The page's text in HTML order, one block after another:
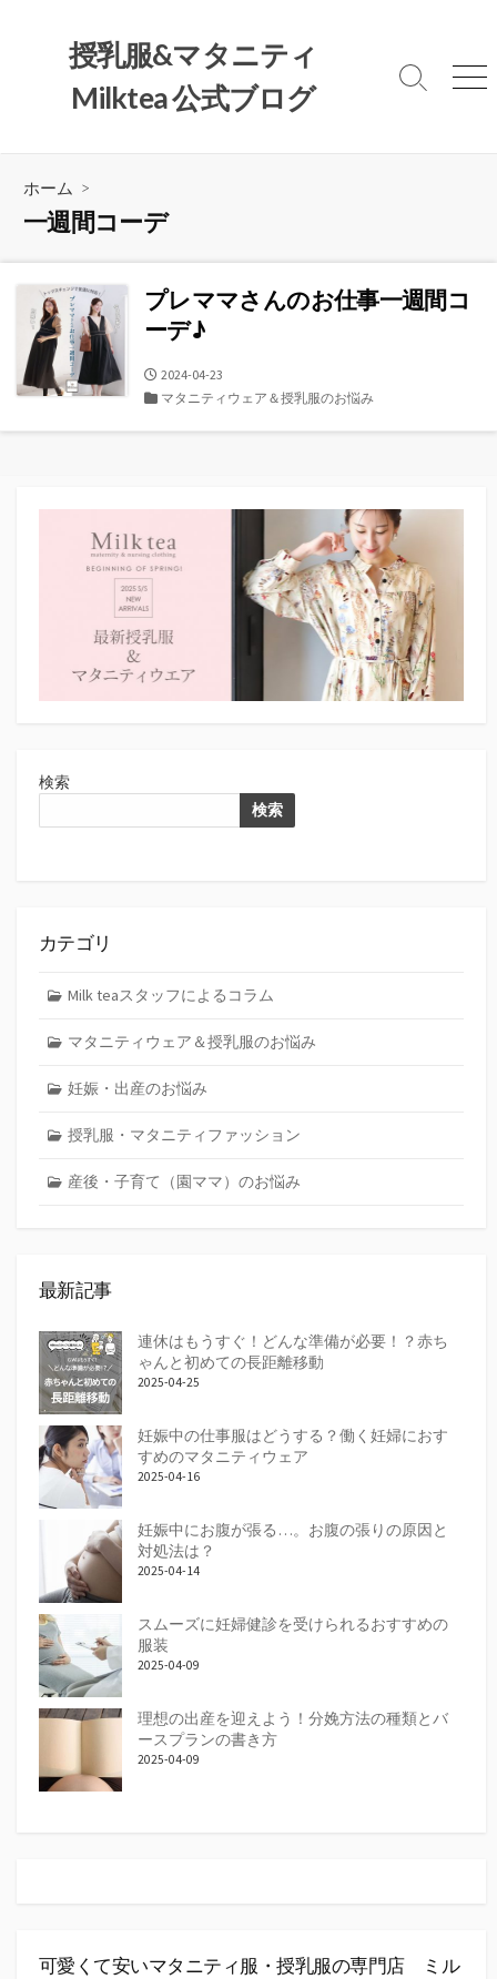
へ
プ
授乳服&マタニティ
Milktea 公式ブログ
検
メ
ホーム >
一週間コーデ
プレママさんのお仕事一週間コ
ーデ♪
公
開
2024-04-23
カ
マタニティウェア＆授乳服のお悩み
検索
検索
カテゴリ
Milk teaスタッフによるコラム
マタニティウェア＆授乳服のお悩み
妊娠・出産のお悩み
授乳服・マタニティファッション
産後・子育て（園ママ）のお悩み
最新記事
連休はもうすぐ！どんな準備が必要！？赤ち
ゃんと初めての長距離移動
2025-04-25
妊娠中の仕事服はどうする？働く妊婦におす
すめのマタニティウェア
2025-04-16
妊娠中にお腹が張る…。お腹の張りの原因と
対処法は？
2025-04-14
スムーズに妊婦健診を受けられるおすすめの
服装
2025-04-09
理想の出産を迎えよう！分娩方法の種類とバ
ースプランの書き方
2025-04-09
可愛くて安いマタニティ服・授乳服の専門店 ミル